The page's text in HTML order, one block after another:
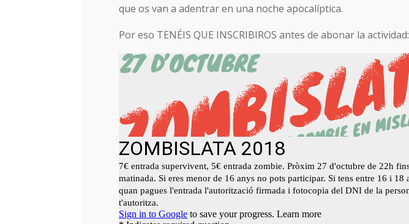
que os van a adentrar en una noche apocalíptica.
Por eso TENÉIS QUE INSCRIBIROS antes de abonar la actividad: